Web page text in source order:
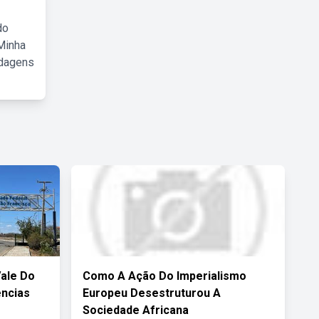
Do
Como A Ação Do Imperialismo
Europeu Desestruturou A
Sociedade Africana